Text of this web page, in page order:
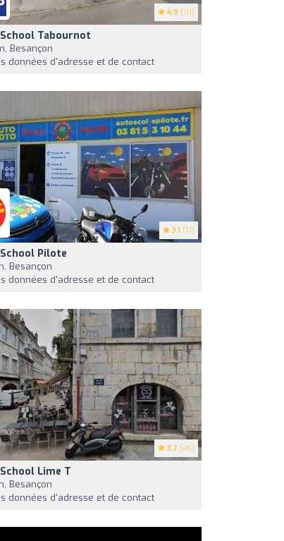
4.9 (111)
Tabournot
Besançon
données d'adresse et de contact
3.1 (17)
Pilote
Besançon
données d'adresse et de contact
3.7 (46)
Lime T
Besançon
données d'adresse et de contact